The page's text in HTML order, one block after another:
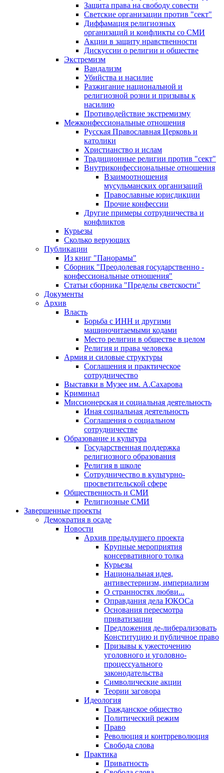
Защита права на свободу совести
Светские организации против "сект"
Диффамация религиозных
организаций и конфликты со СМИ
Акции в защиту нравственности
Дискуссии о религии и обществе
Экстремизм
Вандализм
Убийства и насилие
Разжигание национальной и
религиозной розни и призывы к
насилию
Противодействие экстремизму
Межконфессиональные отношения
Русская Православная Церковь и
католики
Христианство и ислам
Традиционные религии против "сект"
Внутриконфессиональные отношения
Взаимоотношения
мусульманских организаций
Православные юрисдикции
Прочие конфессии
Другие примеры сотрудничества и
конфликтов
Курьезы
Сколько верующих
Публикации
Из книг "Панорамы"
Сборник "Преодолевая государственно -
конфессиональные отношения"
Статьи сборника "Пределы светскости"
Документы
Архив
Власть
Борьба с ИНН и другими
машиночитаемыми кодами
Место религии в обществе в целом
Религия и права человека
Армия и силовые структуры
Соглашения и практическое
сотрудничество
Выставки в Музее им. А.Сахарова
Криминал
Миссионерская и социальная деятельность
Иная социальная деятельность
Соглашения о социальном
сотрудничестве
Образование и культура
Государственная поддержка
религиозного образования
Религия в школе
Сотрудничество в культурно-
просветительской сфере
Общественность и СМИ
Религиозные СМИ
Завершенные проекты
Демократия в осаде
Новости
Архив предыдущего проекта
Крупные мероприятия
консервативного толка
Курьезы
Национальная идея,
антивестернизм, империализм
О странностях любви...
Оправдания дела ЮКОСа
Основания пересмотра
приватизации
Предложения де-либерализовать
Конституцию и публичное право
Призывы к ужесточению
уголовного и уголовно-
процессуального
законодательства
Символические акции
Теории заговора
Идеология
Гражданское общество
Политический режим
Право
Революция и контрреволюция
Свобода слова
Практика
Приватность